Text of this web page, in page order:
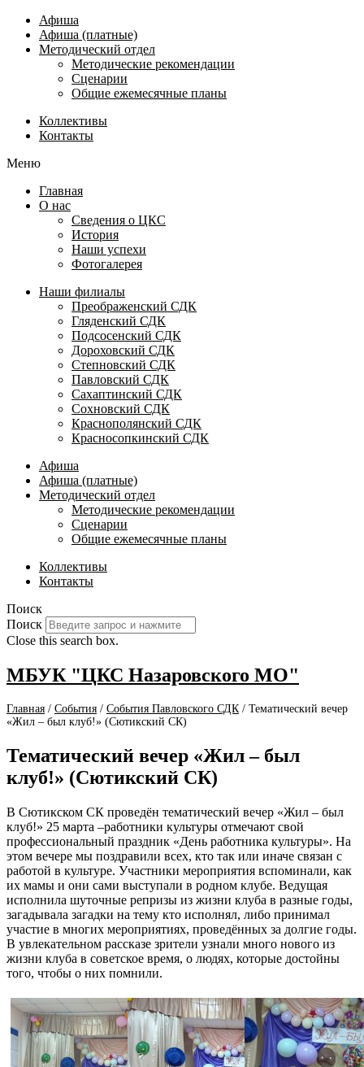
Афиша
Афиша (платные)
Методический отдел
Методические рекомендации
Сценарии
Общие ежемесячные планы
Коллективы
Контакты
Меню
Главная
О нас
Сведения о ЦКС
История
Наши успехи
Фотогалерея
Наши филиалы
Преображенский СДК
Гляденский СДК
Подсосенский СДК
Дороховский СДК
Степновский СДК
Павловский СДК
Сахаптинский СДК
Сохновский СДК
Краснополянский СДК
Красносопкинский СДК
Афиша
Афиша (платные)
Методический отдел
Методические рекомендации
Сценарии
Общие ежемесячные планы
Коллективы
Контакты
Поиск
Поиск
Close this search box.
МБУК "ЦКС Назаровского МО"
Главная / События / События Павловского СДК / Тематический вечер
«Жил – был клуб!» (Сютикский СК)
Тематический вечер «Жил – был
клуб!» (Сютикский СК)
В Сютикском СК проведён тематический вечер «Жил – был
клуб!» 25 марта –работники культуры отмечают свой
профессиональный праздник «День работника культуры». На
этом вечере мы поздравили всех, кто так или иначе связан с
работой в культуре. Участники мероприятия вспоминали, как
их мамы и они сами выступали в родном клубе. Ведущая
исполнила шуточные репризы из жизни клуба в разные годы,
загадывала загадки на тему кто исполнял, либо принимал
участие в многих мероприятиях, проведённых за долгие годы.
В увлекательном рассказе зрители узнали много нового из
жизни клуба в советское время, о людях, которые достойны
того, чтобы о них помнили.